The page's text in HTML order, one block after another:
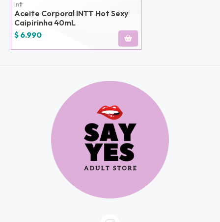
Intt
Aceite Corporal INTT Hot Sexy
Caipirinha 40mL
$ 6.990